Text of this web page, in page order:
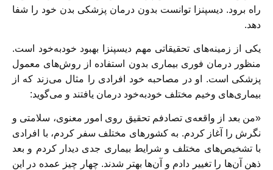
راه برود. دیسپنزا توانست بدون درمان پزشکی بدن خود را شفا
دهد.
یکی از زمینه‌های تحقیقاتی مهم دیسپنزا بهبود خودبه‌خود است.
منظور درمان فوری بیماری بدون استفاده از روش‌های معمول
پزشکی است. او در مصاحبه خود افرادی را مثال می‌زند که از
بیماری‌های وخیم مختلف خودبه‌خود درمان یافتند و می‌گوید:
«من بعد از واقعه‌ی تصادفم تحقیق روی امور معنوی، سلامتی و
نگرش را آغاز کردم. به کشورهای مختلف سفر کردم، با افرادی
با تشخیص‌های مختلف و شرایط بیماری جدی دیدار کردم و بعد
ذهن آن‌ها را تغییر دادم و آن‌ها بهتر شدند. چهار چیز عمده در این